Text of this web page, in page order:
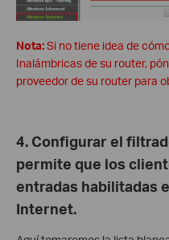
Nota:Si no tiene idea de
Inalámbricas de su router,
proveedor de su router para
4. Configurar el
permite que los
entradas habilitadas
Internet.